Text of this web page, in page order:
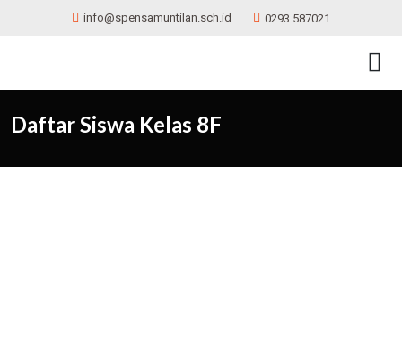
info@spensamuntilan.sch.id 0293 587021
Daftar Siswa Kelas 8F